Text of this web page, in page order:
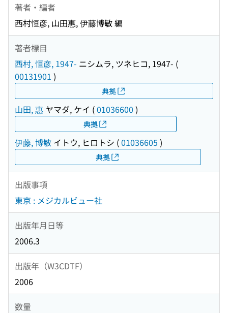
著者・編者
西村恒彦, 山田惠, 伊藤博敏 編
著者標目
西村, 恒彦, 1947- ニシムラ, ツネヒコ, 1947- (
00131901 )
典拠
山田, 惠 ヤマダ, ケイ (01036600 )
典拠
伊藤, 博敏 イトウ, ヒロトシ (01036605 )
典拠
出版事項
東京 : メジカルビュー社
出版年月日等
2006.3
出版年（W3CDTF）
2006
数量